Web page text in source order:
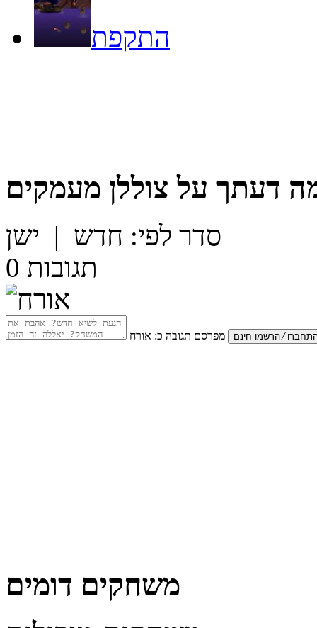
התקפת
דעתך על צוללן מעמקים
סדר לפי: חדש | ישן
0 תגובות
מפרסם תגובה כ: אורח
משחקים דומים